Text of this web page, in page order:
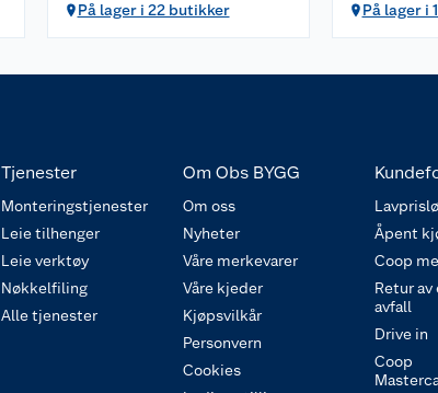
På lager i 22 butikker
På lager i
Tjenester
Monteringstjenester
Leie tilhenger
Leie verktøy
Nøkkelfiling
Alle tjenester
Om Obs BYGG
Om oss
Nyheter
Våre merkevarer
Våre kjeder
Kjøpsvilkår
Personvern
Cookies
Åpent
Coop
Retur av
avfall
Drive in
Coop